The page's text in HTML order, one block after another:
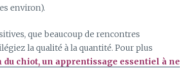
environ).
que beaucoup de rencontres
la qualité à la quantité. Pour plus
du chiot, un apprentissage essentiel à ne